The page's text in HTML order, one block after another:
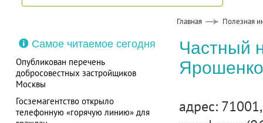
Главная Полезная
Самое читаемое сегодня
Опубликован перечень
добросовестных застройщиков
Москвы
Госземагентство открыло
телефонную «горячую линию» для
Частный
адрес: